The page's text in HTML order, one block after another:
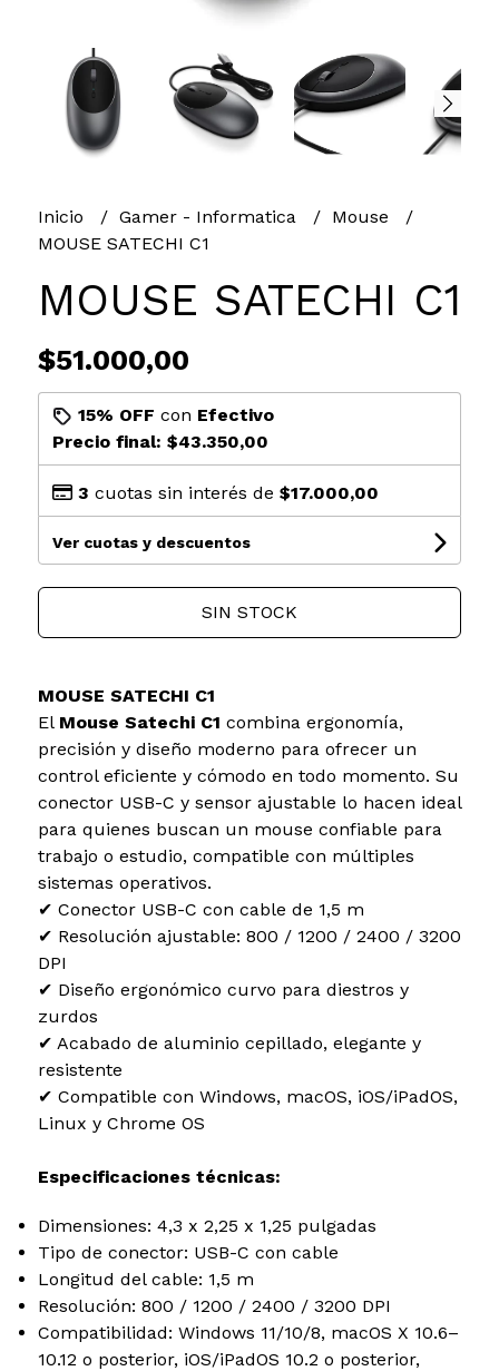
Inicio Gamer - Informatica
Mouse
MOUSE SATECHI C1
MOUSE SATECHI C1
$51.000,00
15% OFF con Efectivo
Precio final: $43.350,00
3 cuotas sin interés de $17.000,00
Ver cuotas y descuentos
SIN STOCK
MOUSE SATECHI C1
El Mouse Satechi C1 combina ergonomía,
precisión y diseño moderno para ofrecer un
control eficiente y cómodo en todo momento. Su
conector USB-C y sensor ajustable lo hacen ideal
para quienes buscan un mouse confiable para
trabajo o estudio, compatible con múltiples
sistemas operativos.
✔ Conector USB-C con cable de 1,5 m
✔ Resolución ajustable: 800 / 1200 / 2400 / 3200
DPI
✔ Diseño ergonómico curvo para diestros y
zurdos
✔ Acabado de aluminio cepillado, elegante y
resistente
✔ Compatible con Windows, macOS, iOS/iPadOS,
Linux y Chrome OS
Especificaciones técnicas:
Dimensiones: 4,3 x 2,25 x 1,25 pulgadas
Tipo de conector: USB-C con cable
Longitud del cable: 1,5 m
Resolución: 800 / 1200 / 2400 / 3200 DPI
Compatibilidad: Windows 11/10/8, macOS X 10.6–
10.12 o posterior, iOS/iPadOS 10.2 o posterior,